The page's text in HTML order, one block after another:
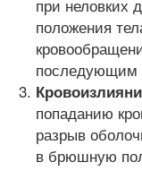
при неловких
положения
последующим
попаданию
разрыв
в брюшную